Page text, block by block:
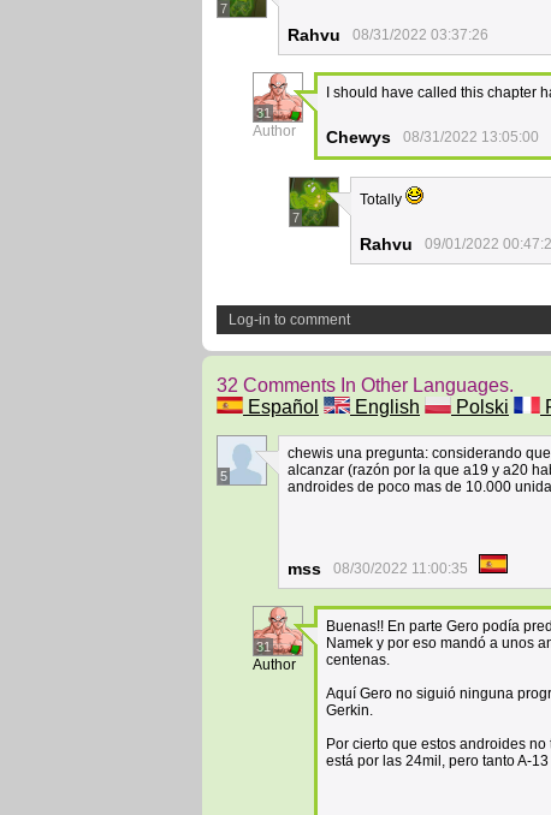
7
Rahvu 08/31/2022 03:37:26
31
Author
I should have called this chapter
Chewys 08/31/2022 13:05:00
7
Totally
Rahvu 09/01/2022
Log-in to comment
32 Comments In Other Languages.
Español
English Polski
5
chewis una pregunta: considerando
alcanzar (razón por la que a19 y a20
androides de poco mas de 10.000
mss 08/30/2022 11:00:35
31
Author
Buenas!! En parte Gero podía
Namek y por eso mandó a unos
centenas.
Aquí Gero no siguió ninguna
Gerkin.
Por cierto que estos androides
está por las 24mil, pero tanto A-